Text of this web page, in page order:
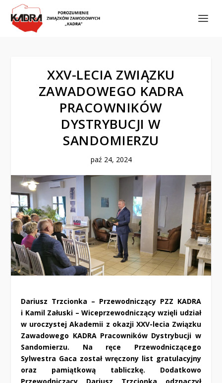
XXV-LECIA ZWIĄZKU
ZAWADOWEGO KADRA
PRACOWNIKÓW
DYSTRYBUCJI W
SANDOMIERZU
paź 24, 2024
Dariusz Trzcionka – Przewodniczący PZZ KADRA
i Kamil Załuski – Wiceprzewodniczący wzięli udział
w uroczystej Akademii z okazji XXV-lecia Związku
Zawadowego KADRA Pracowników Dystrybucji w
Sandomierzu. Na ręce Przewodniczącego
Sylwestra Gaca został wręczony list gratulacyjny
oraz pamiątkową tabliczkę. Dodatkowo
Przewodniczący Dariusz Trzcionka odznaczył